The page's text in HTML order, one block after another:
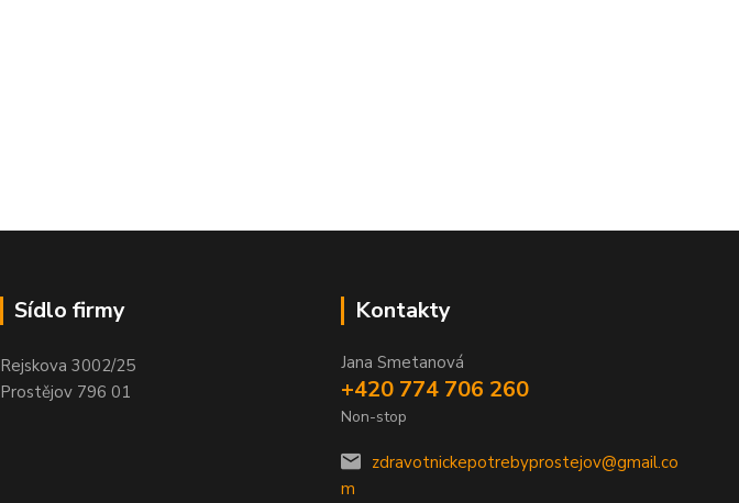
Sídlo firmy
Rejskova 3002/25
Prostějov 796 01
Kontakty
Jana Smetanová
+420 774 706 260
Non-stop
zdravotnickepotrebyprostejov@gmail.co
m